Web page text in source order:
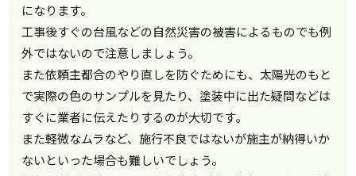
になります。
工事後すぐの台風などの自然災害の被害によるものでも例
外ではないので注意しましょう。
また依頼主都合のやり直しを防ぐためにも、太陽光のもと
で実際の色のサンプルを見たり、塗装中に出た疑問などは
すぐに業者に伝えたりするのが大切です。
また軽微なムラなど、施行不良ではないが施主が納得いか
ないといった場合も難しいでしょう。